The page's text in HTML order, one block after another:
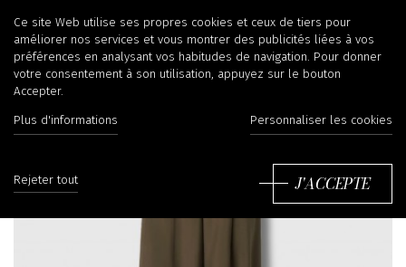
Ce site Web utilise ses propres cookies et ceux de tiers pour
améliorer nos services et vous montrer des publicités liées à vos
préférences en analysant vos habitudes de navigation. Pour donner
votre consentement à son utilisation, appuyez sur le bouton
Accepter.
Plus d'informations Personnaliser les cookies
Rejeter tout J'ACCEPTE